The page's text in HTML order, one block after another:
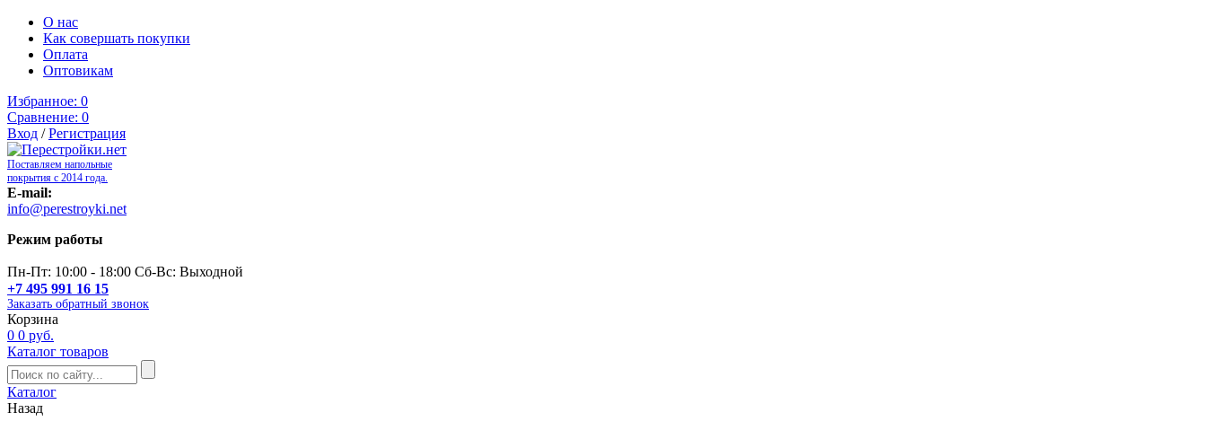
О нас
Как совершать покупки
Оплата
Оптовикам
Избранное: 0
Сравнение: 0
Вход /Регистрация
Поставляем напольные
покрытия с 2014 года.
E-mail:
info@perestroyki.net
Режим работы
Пн-Пт: 10:00 - 18:00 Сб-Вс: Выходной
+7 495 991 16 15
Заказать обратный звонок
Корзина
0 0 руб.
Каталог товаров
Каталог
Назад